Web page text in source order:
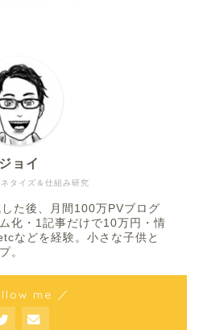
タイズ＆仕組み研究
ジョイ
た後、月間100万PVブログ
化・1記事だけで10万円・情
などを経験。小さな子供と
。
me ／